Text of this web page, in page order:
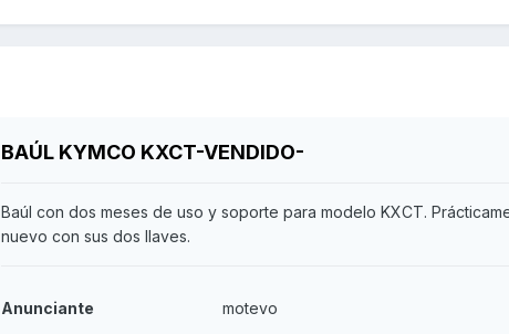
BAÚL KYMCO KXCT-VENDIDO-
Baúl con dos meses de uso y soporte para modelo KXCT.
nuevo con sus dos llaves.
Anunciante motevo